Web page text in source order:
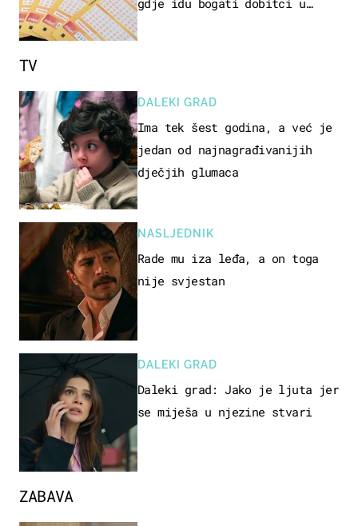
gdje idu bogati dobitci u
ZABAVA
TV
DALEKI GRAD
Ima tek šest godina, a već je
jedan od najnagrađivanijih
dječjih glumaca
NASLJEDNIK
Rade mu iza leđa, a on toga
nije svjestan
DALEKI GRAD
Daleki grad: Jako je ljuta jer
se miješa u njezine stvari